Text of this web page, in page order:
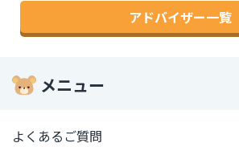
アドバイザー一覧
メニュー
よくあるご質問